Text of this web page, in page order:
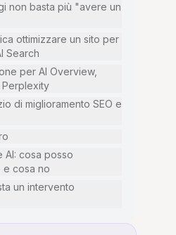
non basta più "avere un
ottimizzare un sito per
Search
per AI Overview,
Perplexity
di miglioramento SEO e
AI: cosa posso
e cosa no
un intervento